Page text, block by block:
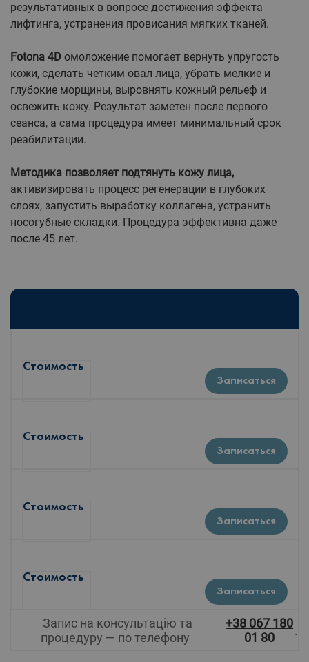
результативных в вопросе достижения эффекта
лифтинга, устранения провисания мягких тканей.
Fotona 4D омоложение помогает вернуть упругость
кожи, сделать четким овал лица, убрать мелкие и
глубокие морщины, выровнять кожный рельеф и
освежить кожу. Результат заметен после первого
сеанса, а сама процедура имеет минимальный срок
реабилитации.
Методика позволяет подтянуть кожу лица,
активизировать процесс регенерации в глубоких
слоях, запустить выработку коллагена, устранить
носогубные складки. Процедура эффективна даже
после 45 лет.
Стоимость
Записаться
Стоимость
Записаться
Стоимость
Записаться
Стоимость
Записаться
Запис на консультацію та
процедуру — по телефону
+38 067 180
01 80
.